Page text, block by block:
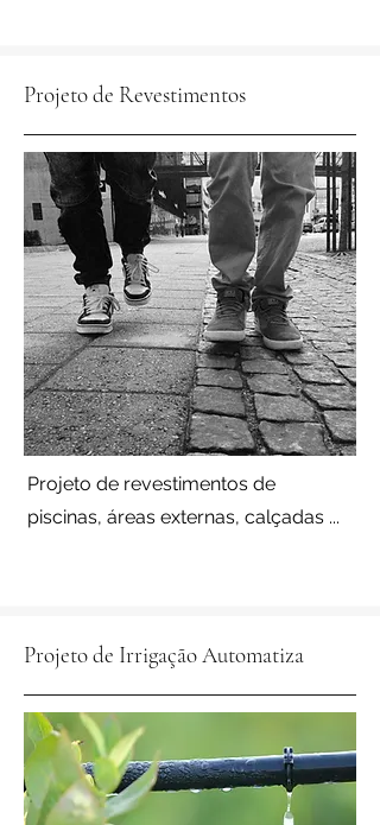
Projeto de Revestimentos
Projeto de revestimentos de
piscinas, áreas externas, calçadas ...
Projeto de Irrigação Automatiza